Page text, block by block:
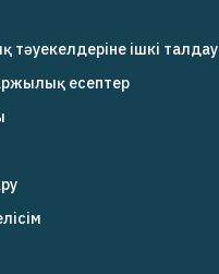
ішкі талдау
есептер